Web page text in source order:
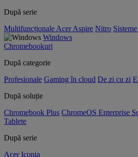
După serie
Multifuncționale Acer Aspire Nitro
Windows
Chromebookuri
După categorie
Profesionale Gaming în cloud De zi cu zi
După soluție
Chromebook Plus ChromeOS Enterprise
Tablete
După serie
Acer Iconia